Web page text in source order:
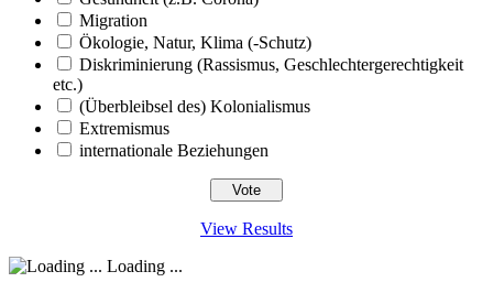
Migration
Ökologie, Natur, Klima (-Schutz)
Diskriminierung (Rassismus, Geschlechtergerechtigkeit
etc.)
(Überbleibsel des) Kolonialismus
Extremismus
internationale Beziehungen
View Results
Loading ...